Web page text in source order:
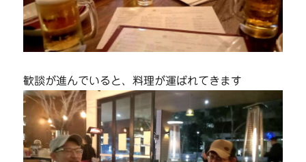
歓談が進んでいると、料理が運ばれてきます